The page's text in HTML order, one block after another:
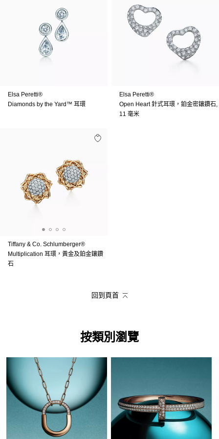
Elsa Peretti®
Diamonds by the Yard™ 耳環
Elsa Peretti®
Open Heart 針式耳環，鉑金密鑲鑽石,
11 毫米
Tiffany & Co. Schlumberger®
Multiplication 耳環，黃金及鉑金鑲鑽
石
回到頁首
按類別瀏覽